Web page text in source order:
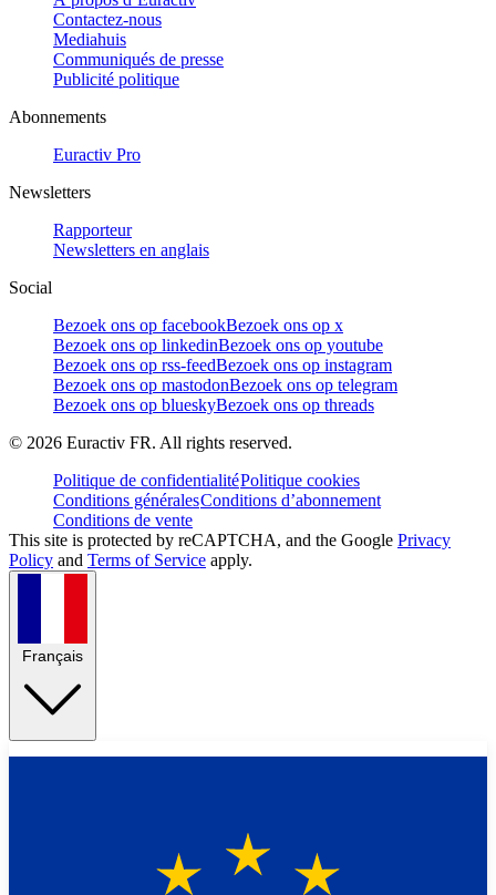
Contactez-nous
Mediahuis
Communiqués de presse
Publicité politique
Abonnements
Euractiv Pro
Newsletters
Rapporteur
Newsletters en anglais
Social
Bezoek ons op facebookBezoek ons op x
Bezoek ons op linkedinBezoek ons op youtube
Bezoek ons op rss-feedBezoek ons op instagram
Bezoek ons op mastodonBezoek ons op telegram
Bezoek ons op blueskyBezoek ons op threads
© 2026 Euractiv FR. All rights reserved.
Politique de confidentialitéPolitique cookies
Conditions généralesConditions d’abonnement
Conditions de vente
This site is protected by reCAPTCHA, and the Google Privacy
Policy and Terms of Service apply.
Français